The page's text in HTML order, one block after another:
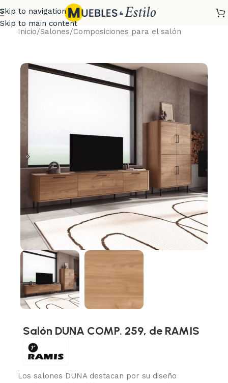
Skip to navigation
Skip to main content
Inicio/Salones/Composiciones para el salón
Salón DUNA COMP. 259, de RAMIS
Los salones DUNA destacan por su diseño